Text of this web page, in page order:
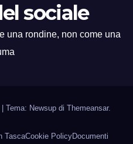
sociale
una rondine, non come una
Tema: Newsup di Themeansar.
TascaCookie PolicyDocumenti